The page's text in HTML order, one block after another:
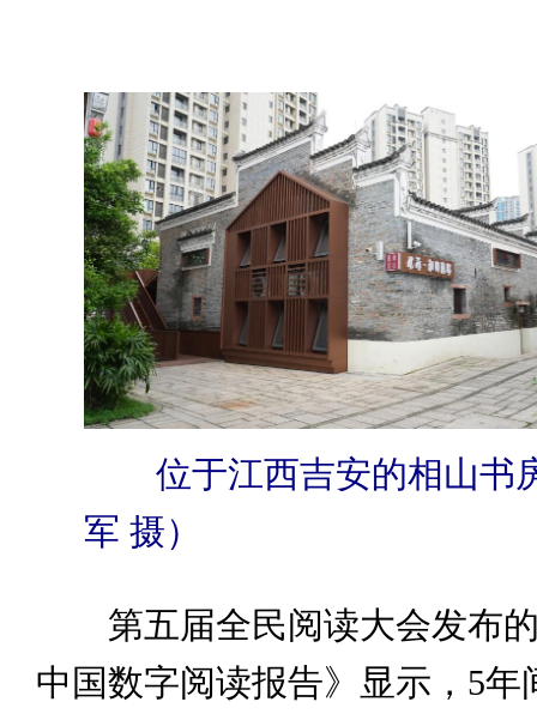
位于江西吉安的相山书
军 摄）
第五届全民阅读大会发布的
中国数字阅读报告》显示，5年